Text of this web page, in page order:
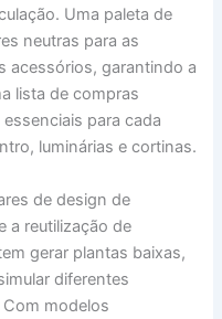
Uma paleta de
neutras para as
acessórios, garantindo a
lista de compras
para cada
luminárias e cortinas.
de design de
a reutilização de
gerar plantas baixas,
diferentes
modelos